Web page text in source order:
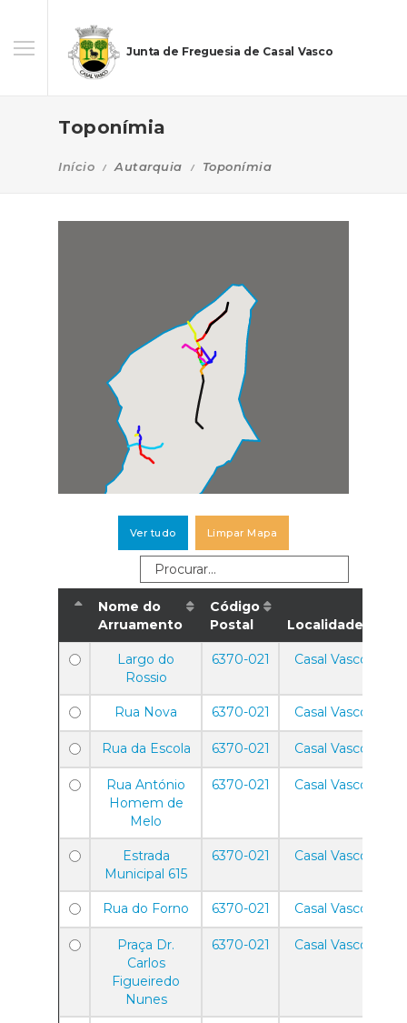
Junta de Freguesia de Casal Vasco
Toponímia
Início Autarquia Toponímia
Ver tudo Limpar Mapa
Nome do
Arruamento
Código
Postal
Localidade
Largo do
Rossio
6370-021 Casal Vasco
Rua Nova 6370-021 Casal Vasco
Rua da Escola 6370-021 Casal Vasco
Rua António
Homem de
Melo
6370-021 Casal Vasco
Estrada
Municipal 615
6370-021 Casal Vasco
Rua do Forno 6370-021 Casal Vasco
Praça Dr.
Carlos
Figueiredo
Nunes
6370-021 Casal Vasco